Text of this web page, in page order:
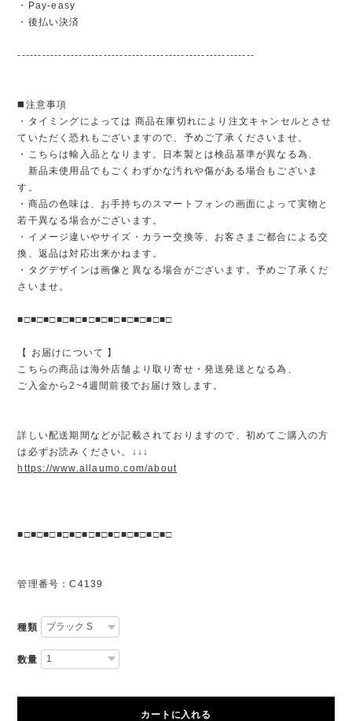
・Pay-easy
・後払い決済
----------------------------------------------------------
◼️注意事項
・タイミングによっては 商品在庫切れにより注文キャンセルとさせ
ていただく恐れもございますので、予めご了承くださいませ。
・こちらは輸入品となります。日本製とは検品基準が異なる為、
新品未使用品でもごくわずかな汚れや傷がある場合もございま
す。
・商品の色味は、お手持ちのスマートフォンの画面によって実物と
若干異なる場合がございます。
・イメージ違いやサイズ・カラー交換等、お客さまご都合による交
換、返品は対応出来かねます。
・タグデザインは画像と異なる場合がございます。予めご了承くだ
さいませ。
■□■□■□■□■□■□■□■□■□■□■□■□
【 お届けについて 】
こちらの商品は海外店舗より取り寄せ・発送発送となる為、
ご入金から2~4週間前後でお届け致します。
詳しい配送期間などが記載されておりますので、初めてご購入の方
は必ずお読みください。↓↓↓
https://www.allaumo.com/about
■□■□■□■□■□■□■□■□■□■□■□■□
管理番号：C4139
種類
数量
カートに入れる